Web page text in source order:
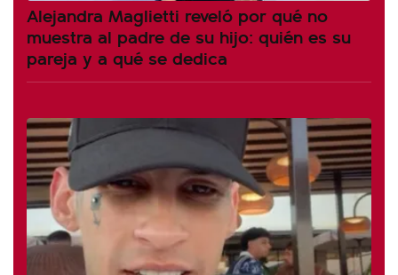
Alejandra Maglietti reveló por qué no
muestra al padre de su hijo: quién es su
pareja y a qué se dedica